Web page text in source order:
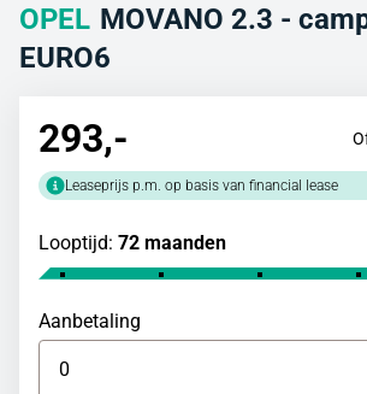
OPEL MOVANO 2.3 -
EURO6
293,-
Leaseprijs p.m. op basis van financial lease
Looptijd: 72 maanden
Aanbetaling